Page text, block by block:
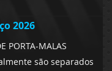
2026
PORTA-MALAS
são separados